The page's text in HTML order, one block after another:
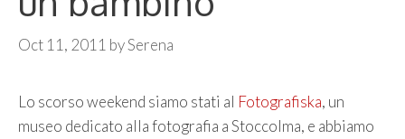
Oct 11, 2011 bySerena
Lo scorso weekend siamo stati al Fotografiska, un
museo dedicato alla fotografia a Stoccolma, e abbiamo